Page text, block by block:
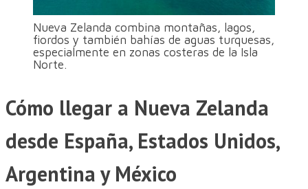
Nueva Zelanda combina montañas, lagos,
fiordos y también bahías de aguas turquesas,
especialmente en zonas costeras de la Isla
Norte.
Cómo llegar a Nueva Zelanda
desde España, Estados Unidos,
Argentina y México